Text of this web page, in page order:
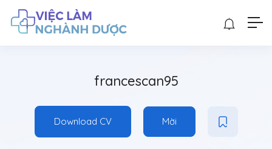
francescan95
Download CV Mời